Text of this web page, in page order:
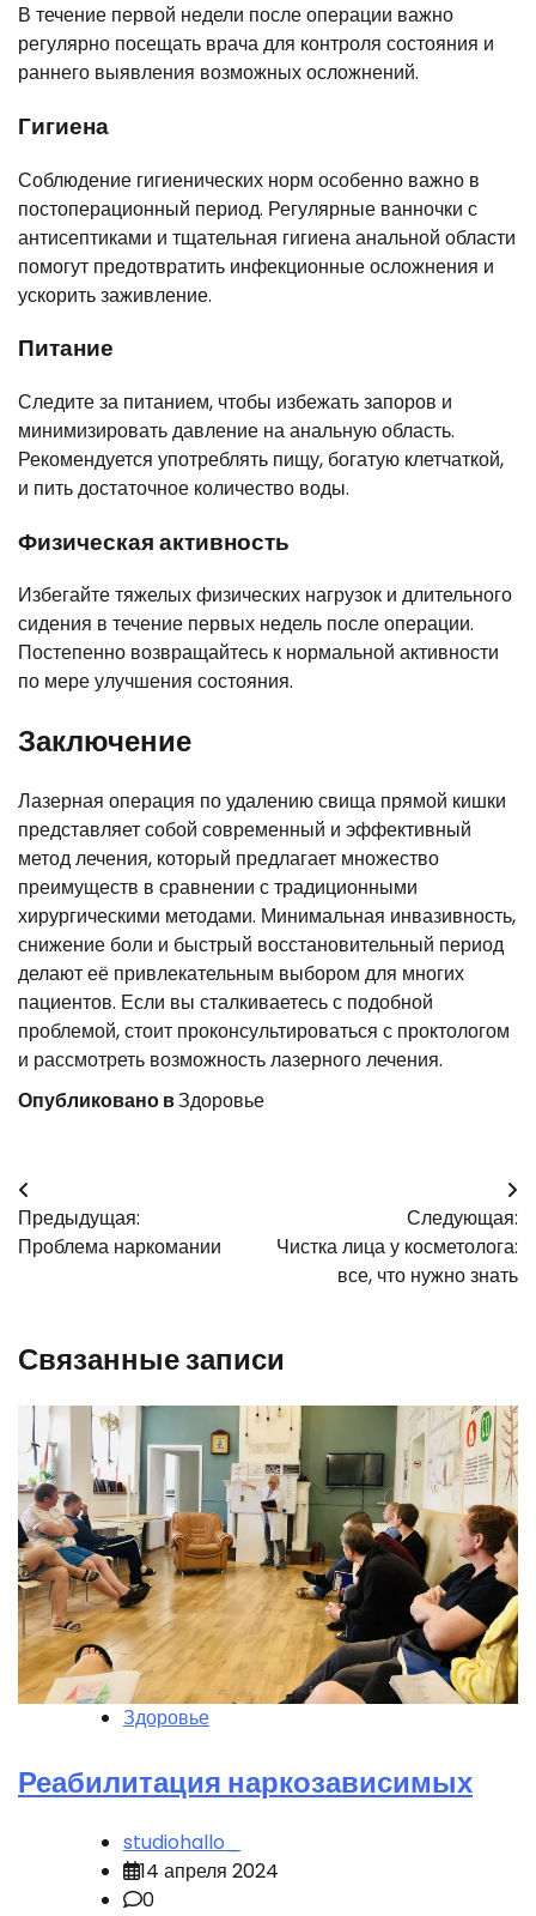
В течение первой недели после операции важно
регулярно посещать врача для контроля состояния и
раннего выявления возможных осложнений.
Гигиена
Соблюдение гигиенических норм особенно важно в
постоперационный период. Регулярные ванночки с
антисептиками и тщательная гигиена анальной области
помогут предотвратить инфекционные осложнения и
ускорить заживление.
Питание
Следите за питанием, чтобы избежать запоров и
минимизировать давление на анальную область.
Рекомендуется употреблять пищу, богатую клетчаткой,
и пить достаточное количество воды.
Физическая активность
Избегайте тяжелых физических нагрузок и длительного
сидения в течение первых недель после операции.
Постепенно возвращайтесь к нормальной активности
по мере улучшения состояния.
Заключение
Лазерная операция по удалению свища прямой кишки
представляет собой современный и эффективный
метод лечения, который предлагает множество
преимуществ в сравнении с традиционными
хирургическими методами. Минимальная инвазивность,
снижение боли и быстрый восстановительный период
делают её привлекательным выбором для многих
пациентов. Если вы сталкиваетесь с подобной
проблемой, стоит проконсультироваться с проктологом
и рассмотреть возможность лазерного лечения.
Опубликовано вЗдоровье
Навигация
по
Предыдущая:
Проблема наркомании
Следующая:
Чистка лица у косметолога:
все, что нужно знать
Связанные записи
Здоровье
Реабилитация наркозависимых
studiohallo_
14 апреля 2024
0